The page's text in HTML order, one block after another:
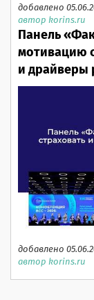
добавлено
автор korins.ru
Панель
мотивацию
и драйверы
добавлено
автор korins.ru